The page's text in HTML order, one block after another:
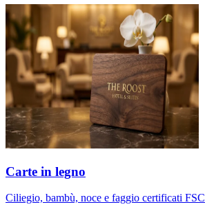
Carte in legno
Ciliegio, bambù, noce e faggio certificati FSC